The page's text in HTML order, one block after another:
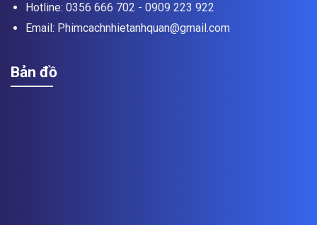
Hotline: 0356 666 702 - 0909 223 922
Email: Phimcachnhietanhquan@gmail.com
Bản đồ